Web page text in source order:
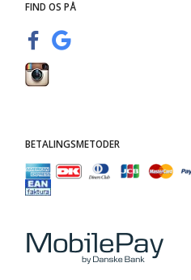
FIND OS PÅ
BETALINGSMETODER